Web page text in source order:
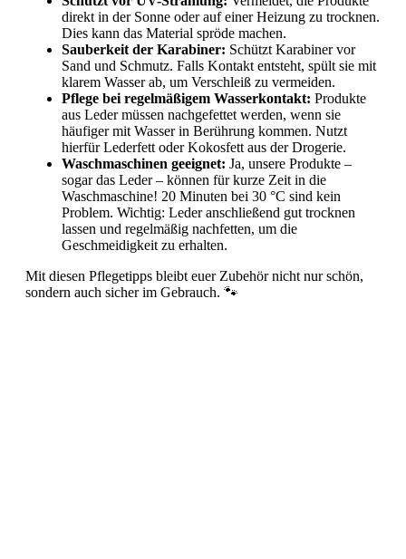
direkt in der Sonne oder auf einer Heizung zu trocknen.
Dies kann das Material spröde machen.
Sauberkeit der Karabiner: Schützt Karabiner vor
Sand und Schmutz. Falls Kontakt entsteht, spült sie mit
klarem Wasser ab, um Verschleiß zu vermeiden.
Pflege bei regelmäßigem Wasserkontakt: Produkte
aus Leder müssen nachgefettet werden, wenn sie
häufiger mit Wasser in Berührung kommen. Nutzt
hierfür Lederfett oder Kokosfett aus der Drogerie.
Waschmaschinen geeignet: Ja, unsere Produkte –
sogar das Leder – können für kurze Zeit in die
Waschmaschine! 20 Minuten bei 30 °C sind kein
Problem. Wichtig: Leder anschließend gut trocknen
lassen und regelmäßig nachfetten, um die
Geschmeidigkeit zu erhalten.
Mit diesen Pflegetipps bleibt euer Zubehör nicht nur schön,
sondern auch sicher im Gebrauch. 🐾